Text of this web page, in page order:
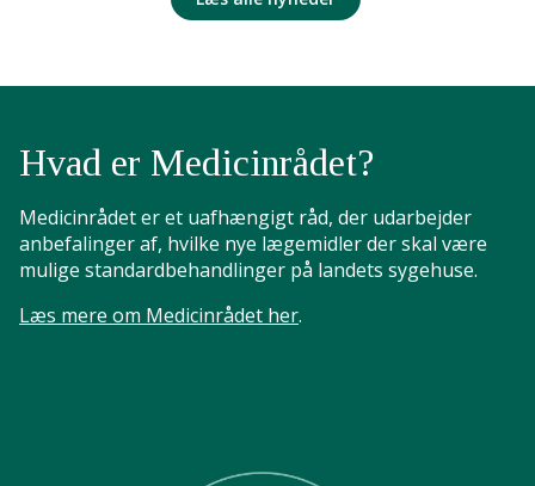
Hvad er Medicinrådet?
Medicinrådet er et uafhængigt råd, der udarbejder
anbefalinger af, hvilke nye lægemidler der skal være
mulige standardbehandlinger på landets sygehuse.
Læs mere om Medicinrådet her.